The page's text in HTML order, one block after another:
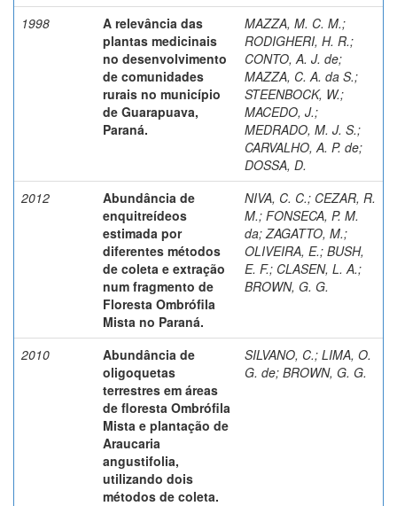
1998
A relevância das
plantas medicinais
no desenvolvimento
de comunidades
rurais no município
de Guarapuava,
Paraná.
MAZZA, M. C. M.;
RODIGHERI, H. R.;
CONTO, A. J. de;
MAZZA, C. A. da S.;
STEENBOCK, W.;
MACEDO, J.;
MEDRADO, M. J. S.;
CARVALHO, A. P. de;
DOSSA, D.
2012
Abundância de
enquitreídeos
estimada por
diferentes métodos
de coleta e extração
num fragmento de
Floresta Ombrófila
Mista no Paraná.
NIVA, C. C.; CEZAR, R.
M.; FONSECA, P. M.
da; ZAGATTO, M.;
OLIVEIRA, E.; BUSH,
E. F.; CLASEN, L. A.;
BROWN, G. G.
2010
Abundância de
oligoquetas
terrestres em áreas
de floresta Ombrófila
Mista e plantação de
Araucaria
angustifolia,
utilizando dois
métodos de coleta.
SILVANO, C.; LIMA, O.
G. de; BROWN, G. G.